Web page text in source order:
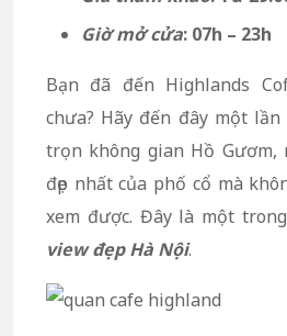
Giờ mở cửa: 07h – 23h
Bạn đã đến Highlands
chưa? Hãy đến đây một
trọn không gian Hồ Gươm,
đẹp nhất của phố cổ mà
xem được. Đây là một
view đẹp Hà Nội.